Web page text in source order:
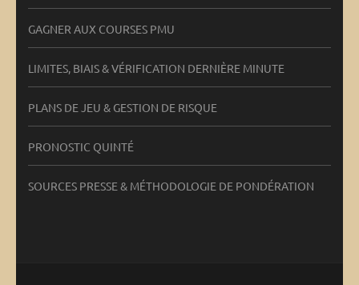
GAGNER AUX COURSES PMU
LIMITES, BIAIS & VÉRIFICATION DERNIÈRE MINUTE
PLANS DE JEU & GESTION DE RISQUE
PRONOSTIC QUINTÉ
SOURCES PRESSE & MÉTHODOLOGIE DE PONDÉRATION